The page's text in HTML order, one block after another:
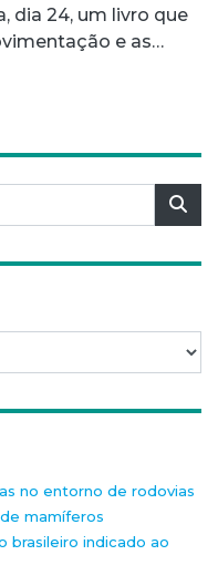
dia 24, um livro que
e as…
no entorno de rodovias
mamíferos
brasileiro indicado ao